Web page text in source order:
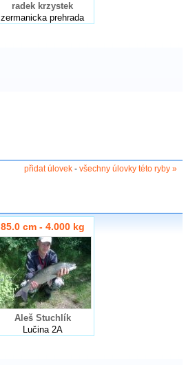
radek krzystek
zermanicka prehrada
přidat úlovek - všechny úlovky této ryby »
85.0 cm - 4.000 kg
Aleš Stuchlík
Lučina 2A